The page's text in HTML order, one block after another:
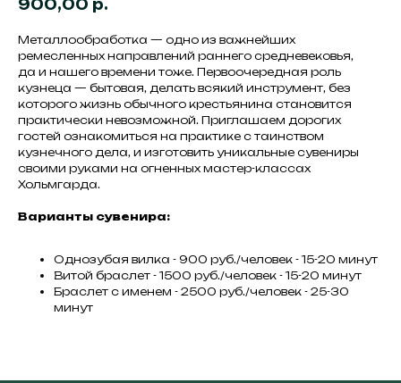
900,00 р.
Металлообработка — одно из важнейших
ремесленных направлений раннего средневековья,
да и нашего времени тоже. Первоочередная роль
кузнеца — бытовая, делать всякий инструмент, без
которого жизнь обычного крестьянина становится
практически невозможной. Приглашаем дорогих
гостей ознакомиться на практике с таинством
кузнечного дела, и изготовить уникальные сувениры
своими руками на огненных мастер-классах
Хольмгарда.
Варианты сувенира:
Однозубая вилка - 900 руб./человек - 15-20 минут
Витой браслет - 1500 руб./человек - 15-20 минут
Браслет с именем - 2500 руб./человек - 25-30
минут